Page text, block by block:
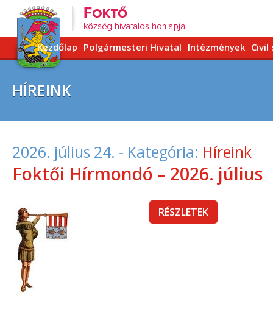
Kezdőlap Polgármesteri Hivatal Intézmények Civil
HÍREINK
2026. július 24. - Kategória: Híreink
Foktői Hírmondó – 2026. július
RÉSZLETEK